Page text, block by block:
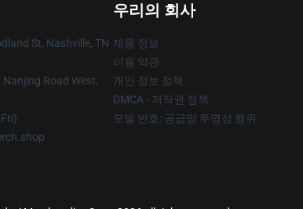
St, Nashville, TN
Nanjing Road West,
우리의 회사
제품 정보
이용 약관
개인 정보 정책
DMCA - 저작권 정책
모델 번호: 공급망 투명성 행위